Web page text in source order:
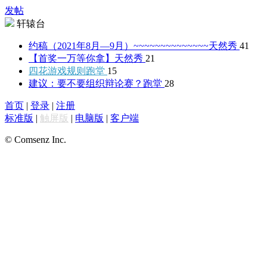
发帖
轩辕台
约稿（2021年8月—9月）~~~~~~~~~~~~~~天然秀 41
【首奖一万等你拿】 天然秀 21
四花游戏规则 跑堂 15
建议：要不要组织辩论赛？ 跑堂 28
首页 | 登录 | 注册
标准版 | 触屏版 | 电脑版 | 客户端
© Comsenz Inc.